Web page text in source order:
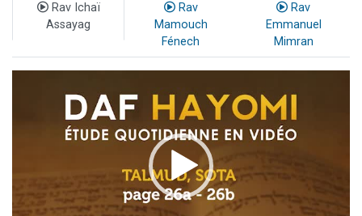
Rav Ichaï
Assayag
Rav
Mamouch
Fénech
Rav
Emmanuel
Mimran